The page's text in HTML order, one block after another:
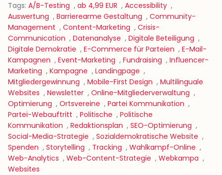
Tags: A/B-Testing , ab 4,99 EUR , Accessibility ,
Auswertung , Barrierearme Gestaltung , Community-
Management , Content-Marketing , Crisis-
Communication , Datenanalyse , Digitale Beteiligung ,
Digitale Demokratie , E-Commerce für Parteien , E-Mail-
Kampagnen , Event-Marketing , Fundraising , Influencer-
Marketing , Kampagne , Landingpage ,
Mitgliedergewinnung , Mobile-First Design , Multilinguale
Websites , Newsletter , Online-Mitgliederverwaltung ,
Optimierung , Ortsvereine , Partei Kommunikation ,
Partei-Webauftritt , Politische , Politische
Kommunikation , Redaktionsplan , SEO-Optimierung ,
Social-Media-Strategie , Sozialdemokratische Website ,
Spenden , Storytelling , Tracking , Wahlkampf-Online ,
Web-Analytics , Web-Content-Strategie , Webkampa ,
Websites